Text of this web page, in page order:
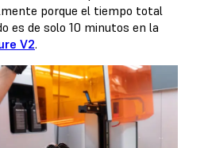
porque el tiempo total
es de solo 10 minutos en la
V2.